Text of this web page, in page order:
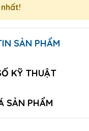
SẢN PHẨM
KỸ THUẬT
SẢN PHẨM